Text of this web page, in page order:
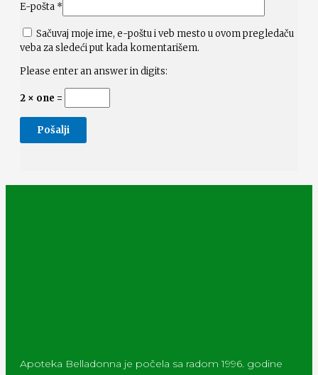
E-pošta *
Sačuvaj moje ime, e-poštu i veb mesto u ovom pregledaču
veba za sledeći put kada komentarišem.
Please enter an answer in digits:
2 × one =
Apoteka Belladonna je počela sa radom 1996. godine